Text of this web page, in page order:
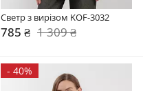
Светр з вирізом KOF-3032
785 ₴ 1 309 ₴
- 40%